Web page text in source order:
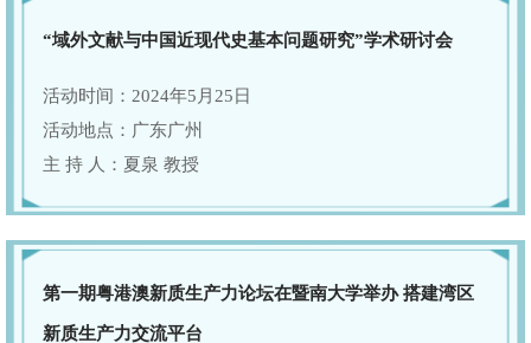
“域外文献与中国近现代史基本问题研究”学术研讨会
活动时间：2024年5月25日
活动地点：广东广州
主 持 人：夏泉 教授
第一期粤港澳新质生产力论坛在暨南大学举办 搭建湾区
新质生产力交流平台